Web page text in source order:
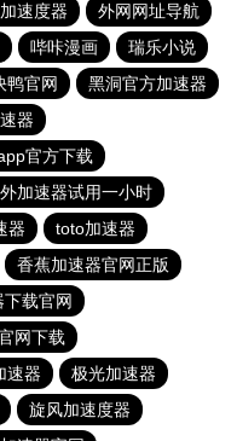
速度器
外网网址导航
哔咔漫画
瑞乐小说
鸭官网
黑洞官方加速器
器
官方下载
加速器试用一小时
器
toto加速器
香蕉加速器官网正版
载官网
网下载
速器
极光加速器
旋风加速度器